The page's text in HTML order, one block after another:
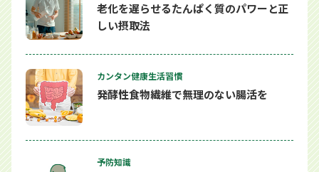
老化を遅らせるたんぱく質のパワーと正
しい摂取法
カンタン健康生活習慣
発酵性食物繊維で無理のない腸活を
予防知識